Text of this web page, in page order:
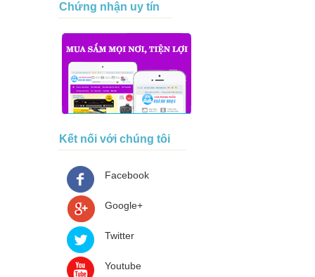
Chứng nhận uy tín
Kết nối với chúng tôi
Facebook
Google+
Twitter
Youtube